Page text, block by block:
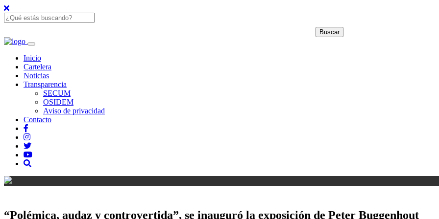
Inicio
Cartelera
Noticias
Transparencia
SECUM
OSIDEM
Aviso de privacidad
Contacto
“Polémica, audaz y controvertida”, se inauguró la exposición de Peter Buggenhout